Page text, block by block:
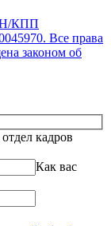
КПП
Все права
законом об
кадров
Как вас